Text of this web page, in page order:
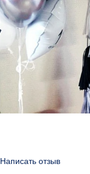
Написать отзыв